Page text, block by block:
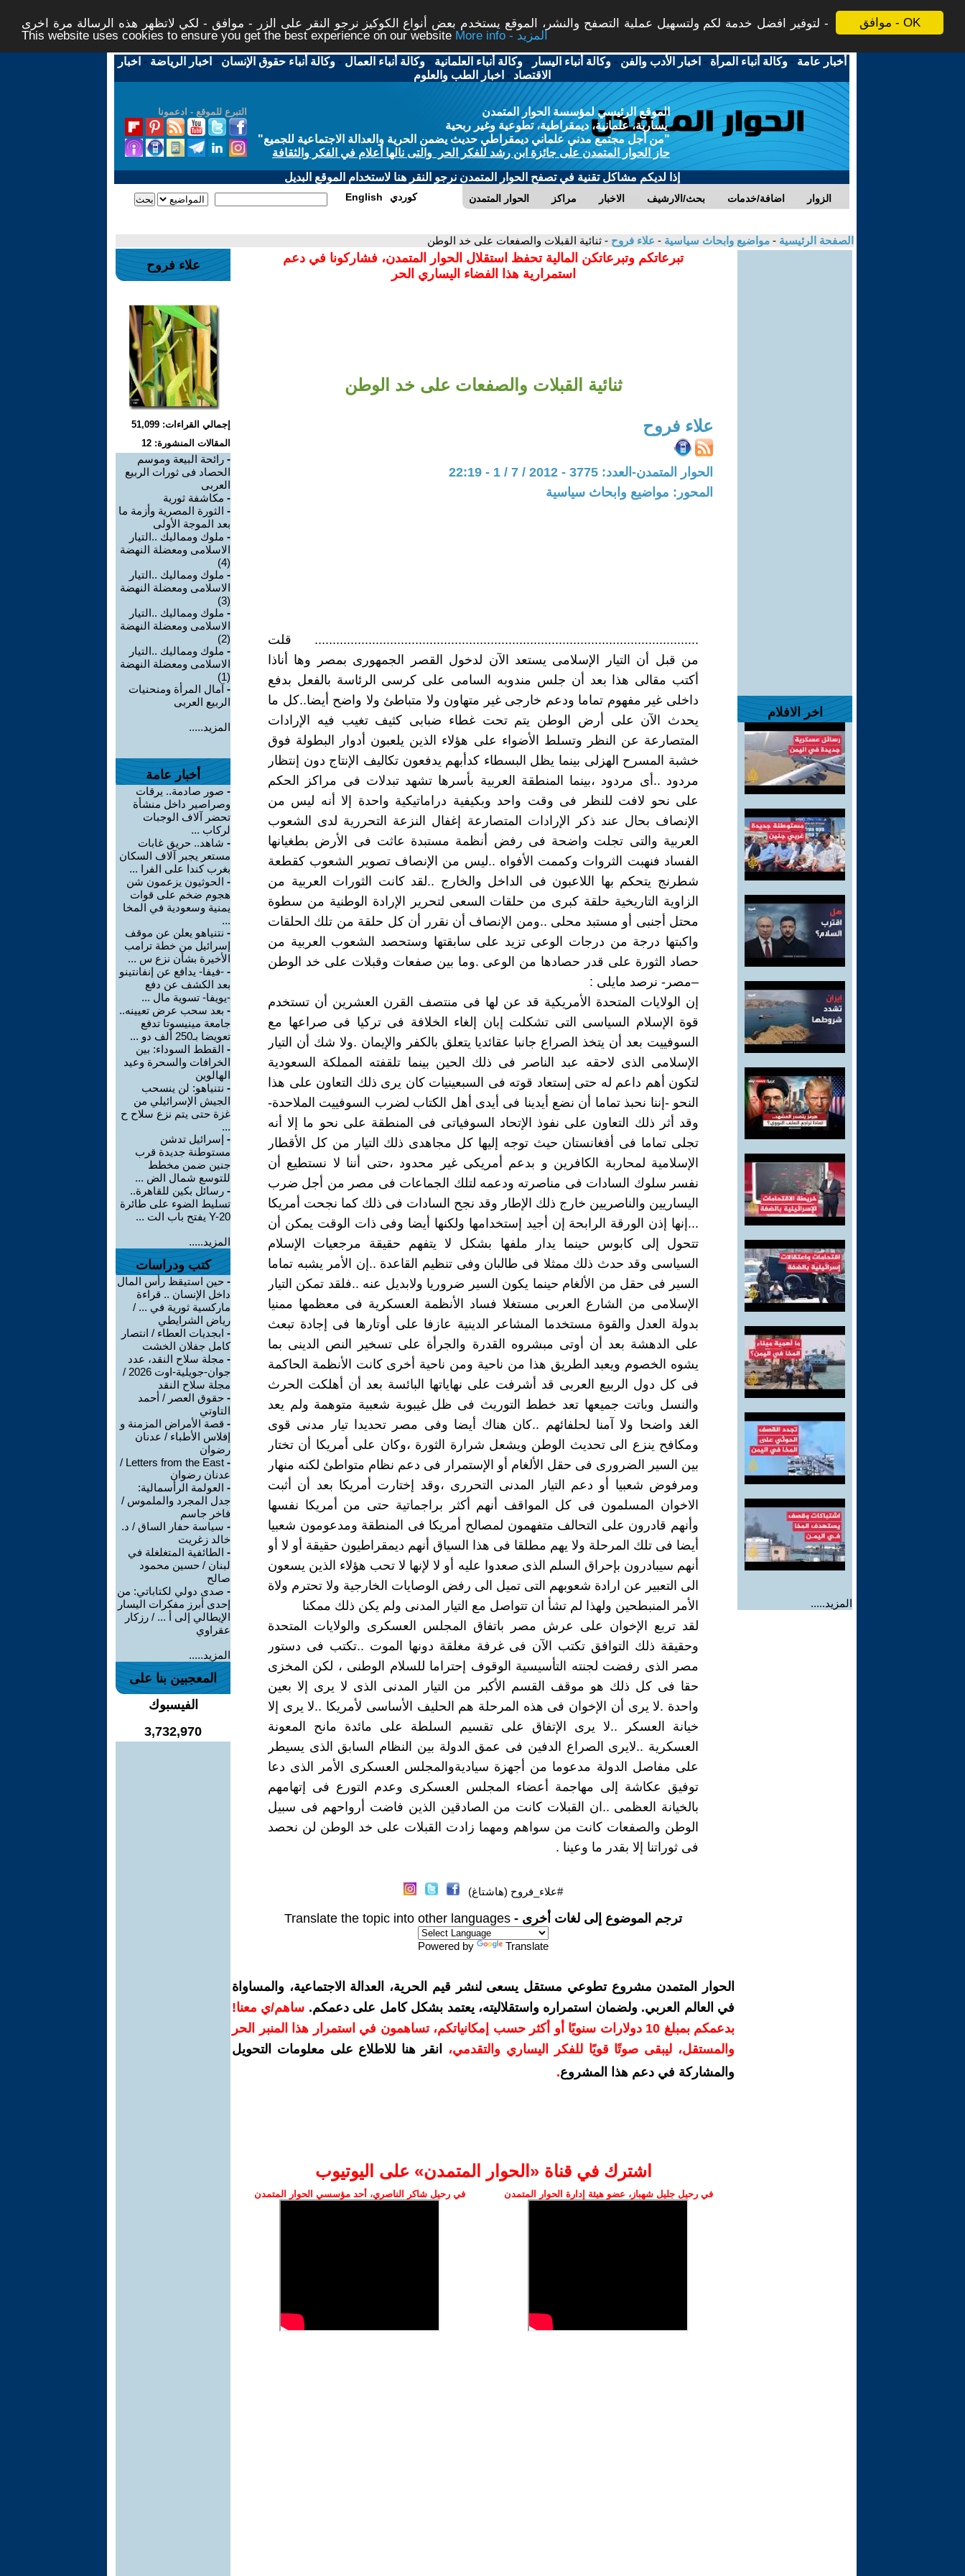
موافق - OK
لتوفير افضل خدمة لكم ولتسهيل عملية التصفح والنشر، الموقع يستخدم بعض أنواع الكوكيز نرجو النقر على الزر - موافق - لكي لاتظهر هذه الرسالة مرة اخرى -
This website uses cookies to ensure you get the best experience on our website
More info - المزيد
أخبار عامة -وكالة أنباء المرأة - اخبار الأدب والفن -وكالة أنباء اليسار -وكالة أنباء العلمانية -وكالة أنباء العمال -وكالة أنباء حقوق الإنسان - اخبار الرياضة - اخبار
الاقتصاد - اخبار الطب والعلوم
التبرع للموقع - ادعمونا
الموقع الرئيسي لمؤسسة الحوار المتمدن
يسارية، علمانية، ديمقراطية، تطوعية وغير ربحية
"من أجل مجتمع مدني علماني ديمقراطي حديث يضمن الحرية والعدالة الاجتماعية للجميع"
حاز الحوار المتمدن على جائزة ابن رشد للفكر الحر والتى نالها أعلام في الفكر والثقافة
إذا لديكم مشاكل تقنية في تصفح الحوار المتمدن نرجو النقر هنا لاستخدام الموقع البديل
الحوار المتمدن مراكز الاخبار بحث/الارشيف اضافة/خدمات الزوار English كوردي
الصفحة الرئيسية - مواضيع وابحاث سياسية - علاء فروح - ثنائية القبلات والصفعات على خد الوطن
اخر الافلام
المزيد.....
تبرعاتكم وتبرعاتكن المالية تحفظ استقلال الحوار المتمدن، فشاركونا في دعم
استمرارية هذا الفضاء اليساري الحر
ثنائية القبلات والصفعات على خد الوطن
علاء فروح
الحوار المتمدن-العدد: 3775 - 2012 / 7 / 1 - 22:19
المحور: مواضيع وابحاث سياسية
........................................................................................................... قلت
من قبل أن التيار الإسلامى يستعد الآن لدخول القصر الجمهورى بمصر وها أناذا
أكتب مقالى هذا بعد أن جلس مندوبه السامى على كرسى الرئاسة بالفعل بدفع
داخلى غير مفهوم تماما ودعم خارجى غير متهاون ولا متباطئ ولا واضح أيضا..كل ما
يحدث الآن على أرض الوطن يتم تحت غطاء ضبابى كثيف تغيب فيه الإرادات
المتصارعة عن النظر وتسلط الأضواء على هؤلاء الذين يلعبون أدوار البطولة فوق
خشبة المسرح الهزلى بينما يظل البسطاء كدأبهم يدفعون تكاليف الإنتاج دون إنتظار
مردود ..أى مردود ،بينما المنطقة العربية بأسرها تشهد تبدلات فى مراكز الحكم
على نحو لافت للنظر فى وقت واحد وبكيفية دراماتيكية واحدة إلا أنه ليس من
الإنصاف بحال عند ذكر الإرادات المتصارعة إغفال النزعة التحررية لدى الشعوب
العربية والتى تجلت واضحة فى رفض أنظمة مستبدة عاثت فى الأرض بطغيانها
الفساد فنهبت الثروات وكممت الأفواه ..ليس من الإنصاف تصوير الشعوب كقطعة
شطرنج يتحكم بها اللاعبون فى الداخل والخارج ..لقد كانت الثورات العربية من
الزاوية التاريخية حلقة كبرى من حلقات السعى لتحرير الإرادة الوطنية من سطوة
محتل أجنبى أو مستبد محلى ..ومن الإنصاف أن نقرر أن كل حلقة من تلك الحلقات
واكبتها درجة من درجات الوعى تزيد على سابقتها وستحصد الشعوب العربية من
حصاد الثورة على قدر حصادها من الوعى .وما بين صفعات وقبلات على خد الوطن
–مصر- نرصد مايلى :
إن الولايات المتحدة الأمريكية قد عن لها فى منتصف القرن العشرين أن تستخدم
قوة الإسلام السياسى التى تشكلت إبان إلغاء الخلافة فى تركيا فى صراعها مع
السوفييت بعد أن يتخذ الصراع جانبا عقائديا يتعلق بالكفر والإيمان .ولا شك أن التيار
الإسلامى الذى لاحقه عبد الناصر فى ذلك الحين بينما تلقفته المملكة السعودية
لتكون أهم داعم له حتى إستعاد قوته فى السبعينيات كان يرى ذلك التعاون على هذا
النحو -إننا نحبذ تماما أن نضع أيدينا فى أيدى أهل الكتاب لضرب السوفييت الملاحدة-
وقد أثر ذلك التعاون على نفوذ الإتحاد السوفياتى فى المنطقة على نحو ما إلا أنه
تجلى تماما فى أفغانستان حيث توجه إليها كل مجاهدى ذلك التيار من كل الأقطار
الإسلامية لمحاربة الكافرين و بدعم أمريكى غير محدود ،حتى أننا لا نستطيع أن
نفسر سلوك السادات فى مناصرته ودعمه لتلك الجماعات فى مصر من أجل ضرب
اليساريين والناصريين خارج ذلك الإطار وقد نجح السادات فى ذلك كما نجحت أمريكا
...إنها إذن الورقة الرابحة إن أجيد إستخدامها ولكنها أيضا وفى ذات الوقت يمكن أن
تتحول إلى كابوس حينما يدار ملفها بشكل لا يتفهم حقيقة مرجعيات الإسلام
السياسى وقد حدث ذلك ممثلا فى طالبان وفى تنظيم القاعدة ..إن الأمر يشبه تماما
السير فى حقل من الألغام حينما يكون السير ضروريا ولابديل عنه ..فلقد تمكن التيار
الإسلامى من الشارع العربى مستغلا فساد الأنظمة العسكرية فى معظمها ممنيا
بدولة العدل والقوة مستخدما المشاعر الدينية عازفا على أوتارها فى إجادة تبعث
على الدهشة بعد أن أوتى مبشروه القدرة والجرأة على تسخير النص الدينى بما
يشوه الخصوم ويعبد الطريق هذا من ناحية ومن ناحية أخرى كانت الأنظمة الحاكمة
فى كل دول الربيع العربى قد أشرفت على نهاياتها البائسة بعد أن أهلكت الحرث
والنسل وباتت جميعها تعد خطط التوريث فى ظل غيبوبة شعبية متوهمة ولم يعد
الغد واضحا ولا آمنا لحلفائهم ..كان هناك أيضا وفى مصر تحديدا تيار مدنى قوى
ومكافح ينزع الى تحديث الوطن ويشعل شرارة الثورة ،وكان على أمريكا أن تختار
بين السير الضرورى فى حقل الألغام أو الإستمرار فى دعم نظام متواطئ لكنه منهار
ومرفوض شعبيا أو دعم التيار المدنى التحررى ،وقد إختارت أمريكا بعد أن أثبت
الاخوان المسلمون فى كل المواقف أنهم أكثر براجماتية حتى من أمريكا نفسها
وأنهم قادرون على التحالف متفهمون لمصالح أمريكا فى المنطقة ومدعومون شعبيا
أيضا فى تلك المرحلة ولا يهم مطلقا فى هذا السياق أنهم ديمقراطيون حقيقة أو لا أو
أنهم سيبادرون بإحراق السلم الذى صعدوا عليه أو لا لإنها لا تحب هؤلاء الذين يسعون
الى التعبير عن ارادة شعوبهم التى تميل الى رفض الوصايات الخارجية ولا تحترم ولاة
الأمر المنبطحين ولهذا لم تشأ ان تتواصل مع التيار المدنى ولم يكن ذلك ممكنا
لقد تربع الإخوان على عرش مصر باتفاق المجلس العسكرى والولايات المتحدة
وحقيقة ذلك التوافق تكتب الآن فى غرفة مغلقة دونها الموت ..تكتب فى دستور
مصر الذى رفضت لجنته التأسيسية الوقوف إحتراما للسلام الوطنى ، لكن المخزى
حقا فى كل ذلك هو موقف القسم الأكبر من التيار المدنى الذى لا يرى إلا بعين
واحدة .لا يرى أن الإخوان فى هذه المرحلة هم الحليف الأساسى لأمريكا ..لا يرى إلا
خيانة العسكر ..لا يرى الإتفاق على تقسيم السلطة على مائدة مانح المعونة
العسكرية ..لايرى الصراع الدفين فى عمق الدولة بين النظام السابق الذى يسيطر
على مفاصل الدولة مدعوما من أجهزة سياديةوالمجلس العسكرى الأمر الذى دعا
توفيق عكاشة إلى مهاجمة أعضاء المجلس العسكرى وعدم التورع فى إتهامهم
بالخيانة العظمى ..ان القبلات كانت من الصادقين الذين فاضت أرواحهم فى سبيل
الوطن والصفعات كانت من سواهم ومهما زادت القبلات على خد الوطن لن نحصد
فى ثوراتنا إلا بقدر ما وعينا .
#علاء_فروح (هاشتاغ)
ترجم الموضوع إلى لغات أخرى - Translate the topic into other languages
Powered by Translate
الحوار المتمدن مشروع تطوعي مستقل يسعى لنشر قيم الحرية، العدالة الاجتماعية، والمساواة
في العالم العربي. ولضمان استمراره واستقلاليته، يعتمد بشكل كامل على دعمكم. ساهم/ي معنا!
بدعمكم بمبلغ 10 دولارات سنويًا أو أكثر حسب إمكانياتكم، تساهمون في استمرار هذا المنبر الحر
والمستقل، ليبقى صوتًا قويًا للفكر اليساري والتقدمي،
انقر هنا للاطلاع على معلومات التحويل
والمشاركة في دعم هذا المشروع.
اشترك في قناة ‫«الحوار المتمدن» على اليوتيوب
في رحيل جليل شهباز، عضو هيئة إدارة الحوار المتمدن في رحيل شاكر الناصري، أحد مؤسسي الحوار المتمدن
علاء فروح
إجمالي القراءات: 51,099
المقالات المنشورة: 12
- رائحة البيعة وموسم
الحصاد فى ثورات الربيع
العربى
- مكاشفة ثورية
- الثورة المصرية وأزمة ما
بعد الموجة الأولى
- ملوك ومماليك ..التيار
الاسلامى ومعضلة النهضة
(4)
- ملوك ومماليك ..التيار
الاسلامى ومعضلة النهضة
(3)
- ملوك ومماليك ..التيار
الاسلامى ومعضلة النهضة
(2)
- ملوك ومماليك ..التيار
الاسلامى ومعضلة النهضة
(1)
- آمال المرأة ومنحنيات
الربيع العربى
المزيد.....
أخبار عامة
- صور صادمة.. يرقات
وصراصير داخل منشأة
تحضر آلاف الوجبات
لركاب ...
- شاهد.. حريق غابات
مستعر يجبر آلاف السكان
بغرب كندا على الفرا ...
- الحوثيون يزعمون شن
هجوم ضخم على قوات
يمنية وسعودية في المخا
...
- نتنياهو يعلن عن موقف
إسرائيل من خطة ترامب
الأخيرة بشأن نزع س ...
- -فيفا- يدافع عن إنفانتينو
بعد الكشف عن دفع
-يويفا- تسوية مال ...
- بعد سحب عرض تعيينه..
جامعة مينيسوتا تدفع
تعويضا بـ250 ألف دو ...
- القطط السوداء: بين
الخرافات والسحرة وعيد
الهالوين
- نتنياهو: لن ينسحب
الجيش الإسرائيلي من
غزة حتى يتم نزع سلاح ح
...
- إسرائيل تدشن
مستوطنة جديدة قرب
جنين ضمن مخطط
للتوسع شمال الض ...
- رسائل بكين للقاهرة..
تسليط الضوء على طائرة
Y-20 يفتح باب الت ...
المزيد.....
كتب ودراسات
- حين استيقظ رأس المال
داخل الإنسان .. قراءة
ماركسية ثورية في ... /
رياض الشرايطي
- ابجديات العطاء / انتصار
كامل جفلان الخشت
- مجلة سلاح النقد، عدد
جوان-جويلية-اوت 2026 /
مجلة سلاح النقد
- حقوق العصر / أحمد
التاوتي
- قصة الأمراض المزمنة و
إفلاس الأطباء / عدنان
رضوان
-
Letters from the East /
عدنان رضوان
- العولمة الرأسمالية:
جدل المجرد والملموس /
فاخر جاسم
- سياسة حفار الساق / د.
خالد زغريت
- الطائفية المتغلغلة في
لبنان / حسين محمود
صالح
- صدى دولي لكتاباتي: من
إحدى أبرز مفكرات اليسار
الإيطالي إلى أ ... / رزكار
عقراوي
المزيد.....
المعجبين بنا على
الفيسبوك
3,732,970